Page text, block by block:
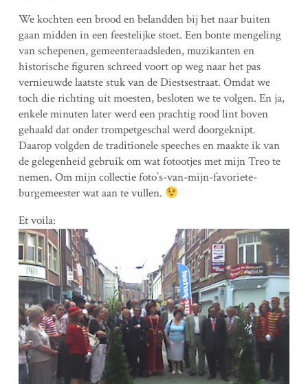
We kochten een brood en belandden bij het naar buiten
gaan midden in een feestelijke stoet. Een bonte mengeling
van schepenen, gemeenteraadsleden, muzikanten en
historische figuren schreed voort op weg naar het pas
vernieuwde laatste stuk van de Diestsestraat. Omdat we
toch die richting uit moesten, besloten we te volgen. En ja,
enkele minuten later werd een prachtig rood lint boven
gehaald dat onder trompetgeschal werd doorgeknipt.
Daarop volgden de traditionele speeches en maakte ik van
de gelegenheid gebruik om wat fotootjes met mijn Treo te
nemen. Om mijn collectie foto’s-van-mijn-favoriete-
burgemeester wat aan te vullen.
Et voila: